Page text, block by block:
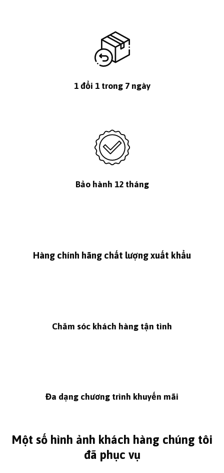
1 đổi 1 trong 7 ngày
Bảo hành 12 tháng
Hàng chính hãng chất lượng xuất khẩu
Chăm sóc khách hàng tận tình
Đa dạng chương trình khuyến mãi
Một số hình ảnh khách hàng chúng tôi
đã phục vụ